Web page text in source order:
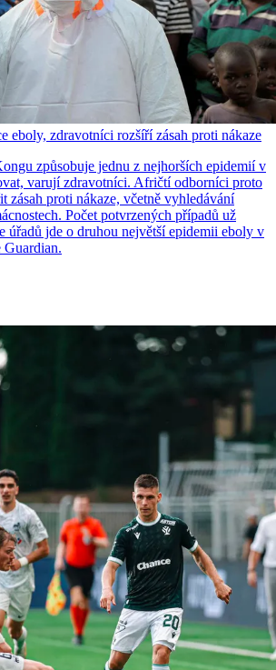
eboly, zdravotníci rozšíří zásah proti nákaze
způsobuje jednu z nejhorších epidemií v
varují zdravotníci. Afričtí odborníci proto
zásah proti nákaze, včetně vyhledávání
Počet potvrzených případů už
úřadů jde o druhou největší epidemii eboly v